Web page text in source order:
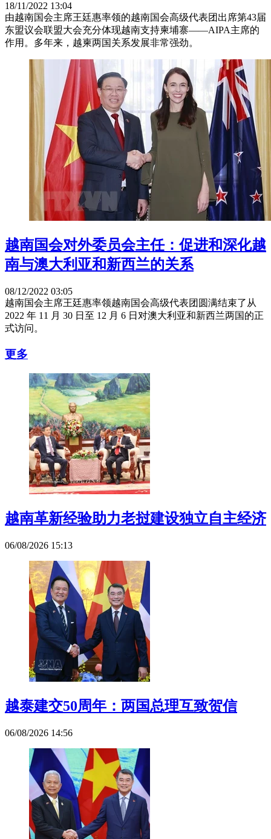
18/11/2022 13:04
由越南国会主席王廷惠率领的越南国会高级代表团出席第43届
东盟议会联盟大会充分体现越南支持柬埔寨——AIPA主席的
作用。多年来，越柬两国关系发展非常强劲。
越南国会对外委员会主任：促进和深化越
南与澳大利亚和新西兰的关系
08/12/2022 03:05
越南国会主席王廷惠率领越南国会高级代表团圆满结束了从
2022 年 11 月 30 日至 12 月 6 日对澳大利亚和新西兰两国的正
式访问。
更多
越南革新经验助力老挝建设独立自主经济
06/08/2026 15:13
越泰建交50周年：两国总理互致贺信
06/08/2026 14:56